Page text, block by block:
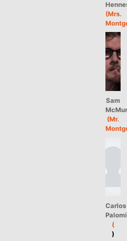
(Mrs.
Sam
(Mr.
Carlos
(
)